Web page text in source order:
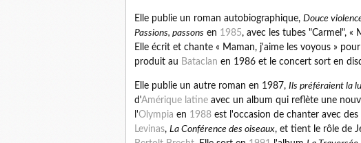
Elle publie un roman autobiographique, Douce
Passions, passons en 1985, avec les tubes "Carmel", «
Elle écrit et chante « Maman, j'aime les voyous »
produit au Bataclan en 1986 et le concert sort en
Elle publie un autre roman en 1987, Ils préféraient la
d'Amérique latine avec un album qui reflète une
l'Olympia en 1988 est l'occasion de chanter avec des
Levinas, La Conférence des oiseaux, et tient le rôle de